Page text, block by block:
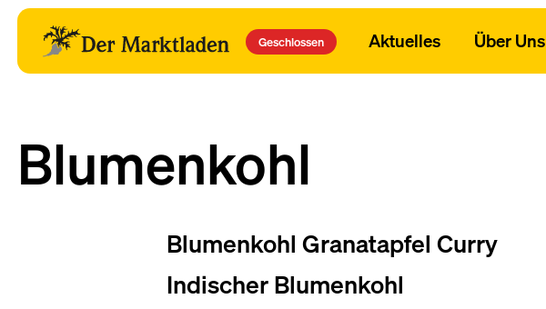
Geschlossen Aktuelles Über Uns
Blumenkohl
Blumenkohl Granatapfel Curry
Indischer Blumenkohl